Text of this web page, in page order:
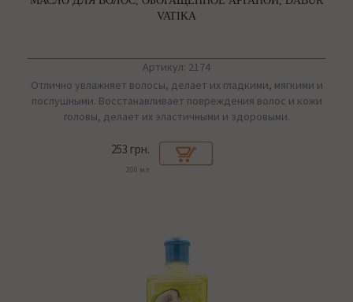
VATIKA
Артикул: 2174
Отлично увлажняет волосы, делает их гладкими, мягкими и
послушными. Восстанавливает повреждения волос и кожи
головы, делает их эластичными и здоровыми.
253 грн.
200 мл